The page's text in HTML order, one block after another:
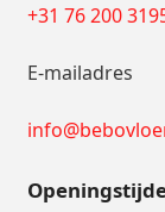
+31 76 200
E-mailadres